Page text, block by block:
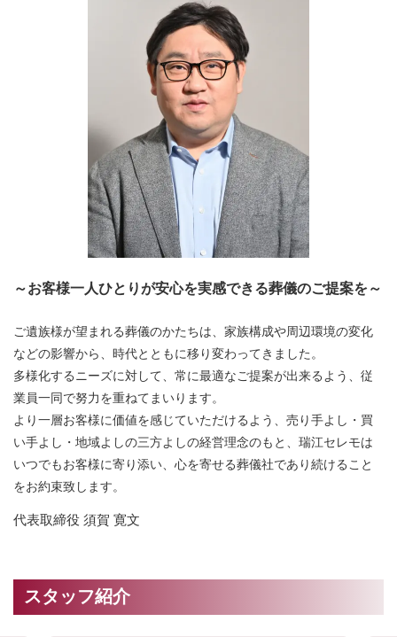
～お客様一人ひとりが安心を実感できる葬儀のご提案を～
ご遺族様が望まれる葬儀のかたちは、家族構成や周辺環境の変化
などの影響から、時代とともに移り変わってきました。
多様化するニーズに対して、常に最適なご提案が出来るよう、従
業員一同で努力を重ねてまいります。
より一層お客様に価値を感じていただけるよう、売り手よし・買
い手よし・地域よしの三方よしの経営理念のもと、瑞江セレモは
いつでもお客様に寄り添い、心を寄せる葬儀社であり続けること
をお約束致します。
代表取締役 須賀 寛文
スタッフ紹介